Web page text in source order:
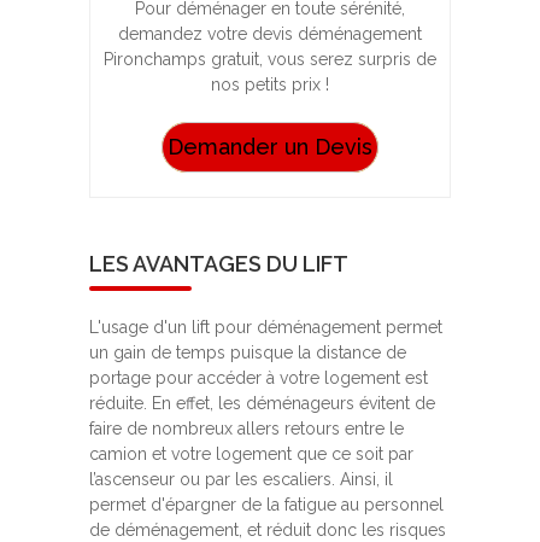
Pour déménager en toute sérénité,
demandez votre devis déménagement
Pironchamps gratuit, vous serez surpris de
nos petits prix !
Demander un Devis
LES AVANTAGES DU LIFT
L'usage d'un lift pour déménagement permet
un gain de temps puisque la distance de
portage pour accéder à votre logement est
réduite. En effet, les déménageurs évitent de
faire de nombreux allers retours entre le
camion et votre logement que ce soit par
l’ascenseur ou par les escaliers. Ainsi, il
permet d'épargner de la fatigue au personnel
de déménagement, et réduit donc les risques